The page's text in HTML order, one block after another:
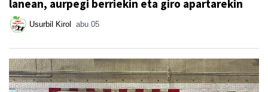
lanean, aurpegi berriekin eta giro apartarekin
Usurbil Kirol abu 05